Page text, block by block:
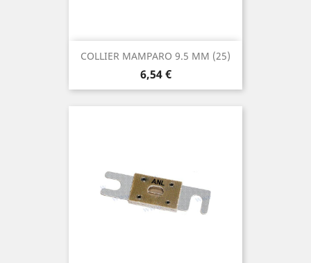
COLLIER MAMPARO 9.5 MM (25)
Prix
6,54 €